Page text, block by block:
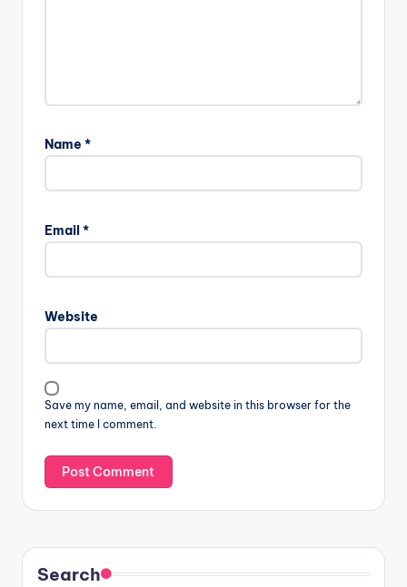
Name *
Email *
Website
Save my name, email, and website in this browser for the
next time I comment.
Search